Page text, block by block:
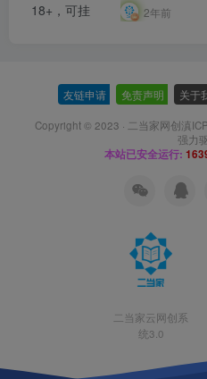
2年前
友链申请 免责声明 关于
Copyright © 2023 · 二当家网创滇
强力
本站已安全运行:
二当家云网创系
统3.0